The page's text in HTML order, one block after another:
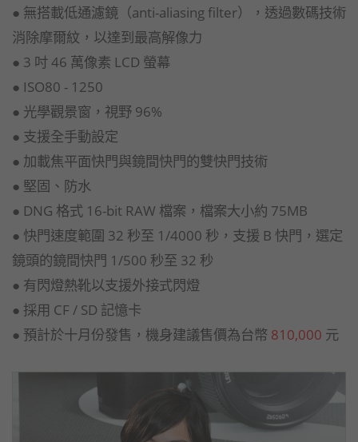
● 無搭載低通濾鏡（anti-aliasing filter），透過數碼技術
消除摩爾紋，以達到最高解像力
● 3 吋 46 萬像素 LCD 螢幕
● ISO80 - 1250
● 光學觀景窗，視野 96%
● 支援全手動設定
● 加載焦平面快門與鏡間快門的雙快門技術
● 堅固、防水
● DNG 格式 16-bit RAW 檔案，檔案大小約 75MB
● 快門速度範圍 32 秒至 1/4000 秒，支援 B 快門，選定
鏡頭的鏡間快門 1/500 秒至 32 秒
● 有閃燈熱靴以支援外接式閃燈
● 採用 CF / SD 記憶卡
● 預計於十月份發售，機身建議售價為台幣 810,000 元